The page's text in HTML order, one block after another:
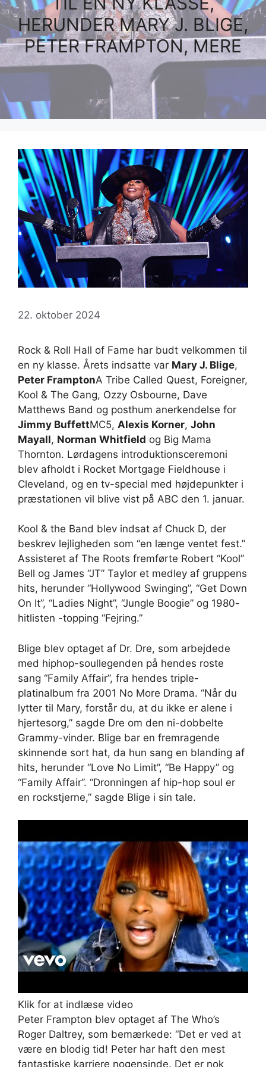
HERUNDER MARY J. BLIGE,
PETER FRAMPTON, MERE
22. oktober 2024
Rock & Roll Hall of Fame har budt velkommen til
en ny klasse. Årets indsatte var Mary J. Blige,
Peter FramptonA Tribe Called Quest, Foreigner,
Kool & The Gang, Ozzy Osbourne, Dave
Matthews Band og posthum anerkendelse for
Jimmy BuffettMC5, Alexis Korner, John
Mayall, Norman Whitfield og Big Mama
Thornton. Lørdagens introduktionsceremoni
blev afholdt i Rocket Mortgage Fieldhouse i
Cleveland, og en tv-special med højdepunkter i
præstationen vil blive vist på ABC den 1. januar.
Kool & the Band blev indsat af Chuck D, der
beskrev lejligheden som “en længe ventet fest.”
Assisteret af The Roots fremførte Robert “Kool”
Bell og James “JT” Taylor et medley af gruppens
hits, herunder “Hollywood Swinging”, “Get Down
On It”, “Ladies Night”, “Jungle Boogie” og 1980-
hitlisten -topping “Fejring.”
Blige blev optaget af Dr. Dre, som arbejdede
med hiphop-soullegenden på hendes roste
sang “Family Affair”, fra hendes triple-
platinalbum fra 2001 No More Drama. “Når du
lytter til Mary, forstår du, at du ikke er alene i
hjertesorg,” sagde Dre om den ni-dobbelte
Grammy-vinder. Blige bar en fremragende
skinnende sort hat, da hun sang en blanding af
hits, herunder “Love No Limit”, “Be Happy” og
“Family Affair”. “Dronningen af ​​hip-hop soul er
en rockstjerne,” sagde Blige i sin tale.
Klik for at indlæse video
Peter Frampton blev optaget af The Who’s
Roger Daltrey, som bemærkede: “Det er ved at
være en blodig tid! Peter har haft den mest
fantastiske karriere nogensinde. Det er nok